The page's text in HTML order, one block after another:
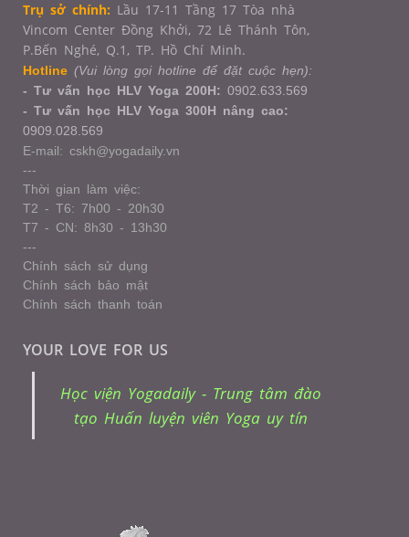
Trụ sở chính: Lầu 17-11 Tầng 17 Tòa nhà
Vincom Center Đồng Khởi, 72 Lê Thánh Tôn,
P.Bến Nghé, Q.1, TP. Hồ Chí Minh.
Hotline (Vui lòng gọi hotline để đặt cuộc hẹn):
- Tư vấn học HLV Yoga 200H: 0902.633.569
- Tư vấn học HLV Yoga 300H nâng cao:
0909.028.569
E-mail: cskh@yogadaily.vn
---
Thời gian làm việc:
T2 - T6: 7h00 - 20h30
T7 - CN: 8h30 - 13h30
---
Chính sách sử dụng
Chính sách bảo mật
Chính sách thanh toán
YOUR LOVE FOR US
Học viện Yogadaily - Trung tâm đào
tạo Huấn luyện viên Yoga uy tín